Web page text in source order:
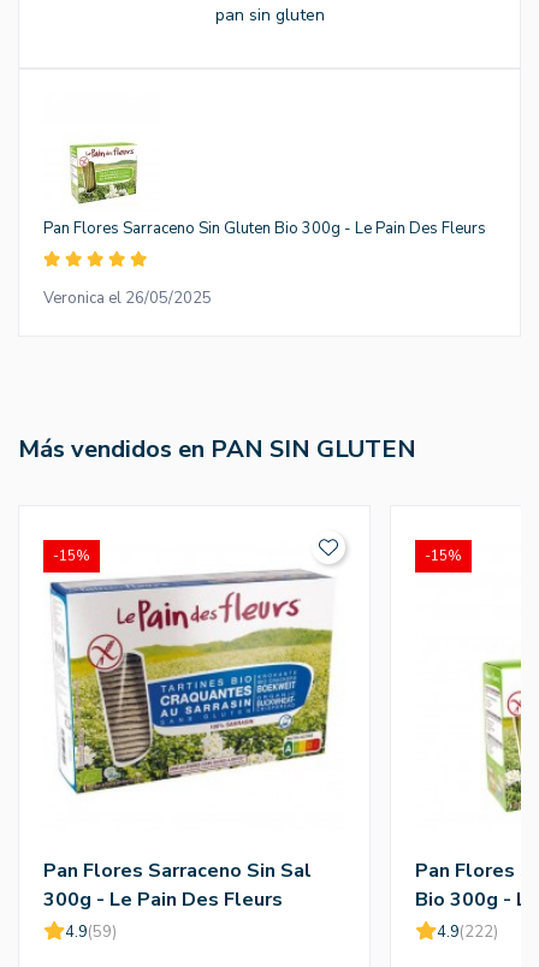
pan sin gluten
Pan Flores Sarraceno Sin Gluten Bio 300g - Le Pain Des Fleurs
Veronica el 26/05/2025
Más vendidos en PAN SIN GLUTEN
Pan Flores Sarraceno Sin Sal
300g - Le Pain Des Fleurs
4.9(59)
-15%
Pan Flores
Bio 300g -
4.9(222)
-15%